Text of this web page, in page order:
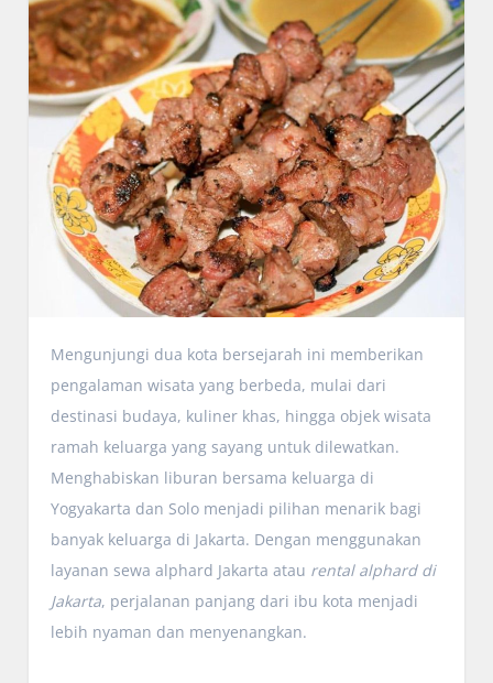
Mengunjungi dua kota bersejarah ini memberikan
pengalaman wisata yang berbeda, mulai dari
destinasi budaya, kuliner khas, hingga objek wisata
ramah keluarga yang sayang untuk dilewatkan.
Menghabiskan liburan bersama keluarga di
Yogyakarta dan Solo menjadi pilihan menarik bagi
banyak keluarga di Jakarta. Dengan menggunakan
layanan sewa alphard Jakarta atau rental alphard di
Jakarta, perjalanan panjang dari ibu kota menjadi
lebih nyaman dan menyenangkan.